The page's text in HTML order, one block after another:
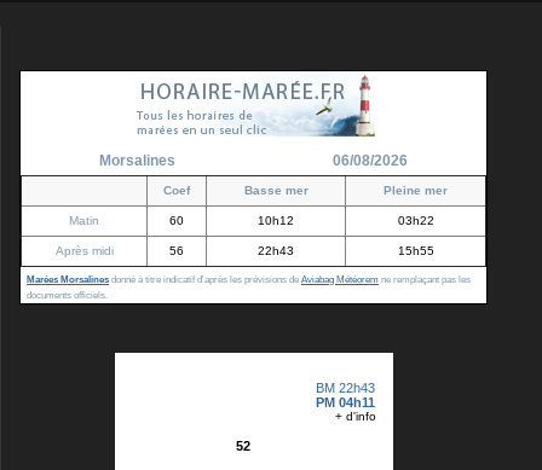
Morsalines 06/08/2026
Coef Basse mer Pleine mer
Matin 60 10h12 03h22
Après midi 56 22h43 15h55
Marées Morsalines donné à titre indicatif d'après les prévisions de Aviabag Météorem ne remplaçant pas les
documents officiels.